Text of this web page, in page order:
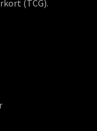
(TCG).